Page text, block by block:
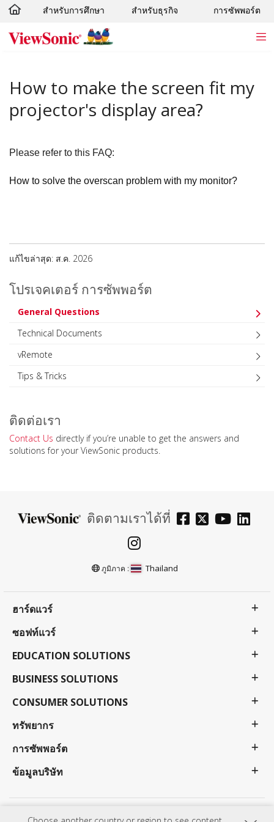
Skip to main content
สำหรับการศึกษา สำหรับธุรกิจ การซัพพอร์ต
How to make the screen fit my
projector's display area?
Please refer to this FAQ:
How to solve the overscan problem with my monitor?
แก้ไขล่าสุด: ส.ค. 2026
โปรเจคเตอร์ การซัพพอร์ต
General Questions
Technical Documents
vRemote
Tips & Tricks
ติดต่อเรา
Contact Us directly if you’re unable to get the answers and
solutions for your ViewSonic products.
ติดตามเราได้ที่
ภูมิภาค : Thailand
ฮาร์ดแวร์
ซอฟท์แวร์
EDUCATION SOLUTIONS
BUSINESS SOLUTIONS
CONSUMER SOLUTIONS
ทรัพยากร
การซัพพอร์ต
ข้อมูลบริษัท
นโยบายความเป็นส่วนตัว ข้อกำหนดการใช้งาน การเข้าถึง